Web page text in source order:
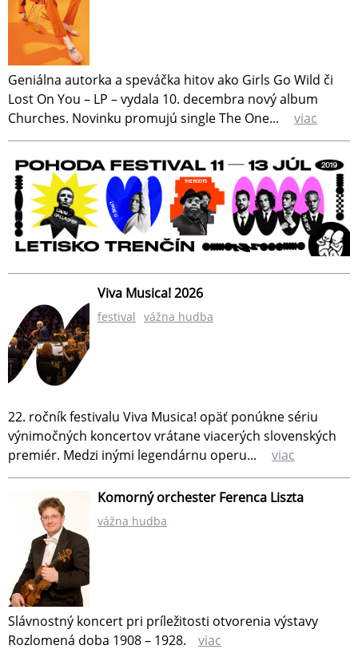
Geniálna autorka a speváčka hitov ako Girls Go Wild či
Lost On You – LP – vydala 10. decembra nový album
Churches. Novinku promujú single The One...
viac
Viva Musica! 2026
festival vážna hudba
22. ročník festivalu Viva Musica! opäť ponúkne sériu
výnimočných koncertov vrátane viacerých slovenských
premiér. Medzi inými legendárnu operu...
viac
Komorný orchester Ferenca Liszta
vážna hudba
Slávnostný koncert pri príležitosti otvorenia výstavy
Rozlomená doba 1908 – 1928.
viac